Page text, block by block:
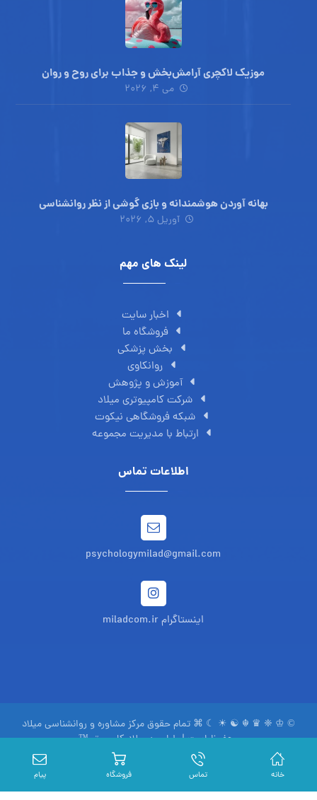
موزیک لاکچری آرامش‌بخش‌ و جذاب‌ برای روح و روان
می ۴, ۲۰۲۶
بهانه آوردن هوشمندانه و بازی گوشی از نظر روانشناسی
آوریل ۵, ۲۰۲۶
لینک های مهم
اخبار سایت
فروشگاه ما
بخش پزشکی
روانکاوی
آموزش و پژوهش
شرکت کامپیوتری میلاد
شبکه فروشگاهی نیکوت
ارتباط با مدیریت مجموعه
اطلاعات تماس
psychologymilad@gmail.com
اینستاگرام miladcom.ir
© ♔ ❈ ♛ ☬ ☯ ☀ ☾ ⌘ تمام حقوق مرکز مشاوره و روانشناسی میلاد
محفوظ است | طراحی:میلاد کامپیوتر ™
سیاست حفظ حریم خصوصی
www.miladcom.com
خانه تماس فروشگاه پیام